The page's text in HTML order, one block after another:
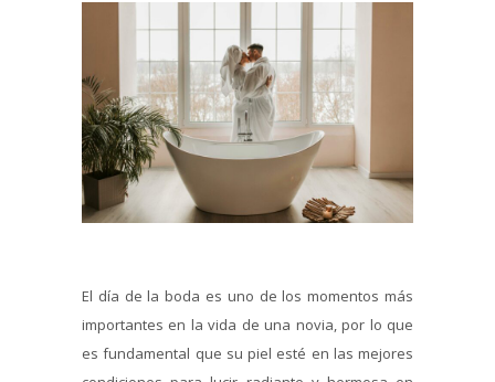
El día de la boda es uno de los momentos más
importantes en la vida de una novia, por lo que
es fundamental que su piel esté en las mejores